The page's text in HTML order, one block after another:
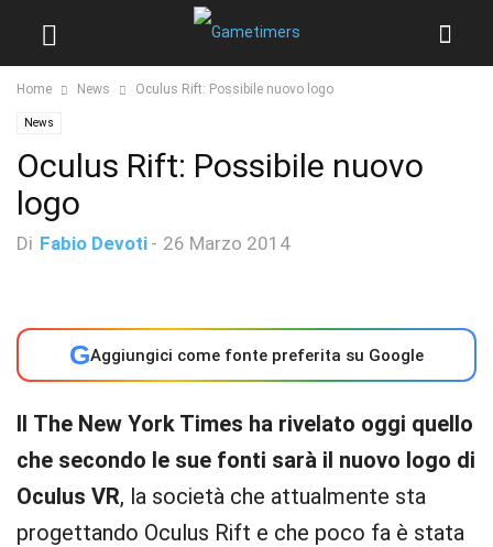
Home News Oculus Rift: Possibile nuovo logo
News
Oculus Rift: Possibile nuovo
logo
Di Fabio Devoti - 26 Marzo 2014
GAggiungici come fonte preferita su Google
Il The New York Times ha rivelato oggi quello
che secondo le sue fonti sarà il nuovo logo di
Oculus VR, la società che attualmente sta
progettando Oculus Rift e che poco fa è stata